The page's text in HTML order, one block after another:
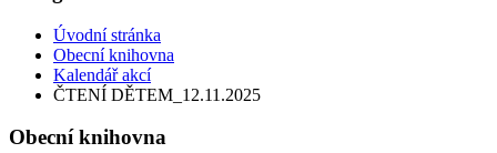
Úvodní stránka
Obecní knihovna
Kalendář akcí
ČTENÍ DĚTEM_12.11.2025
Obecní knihovna